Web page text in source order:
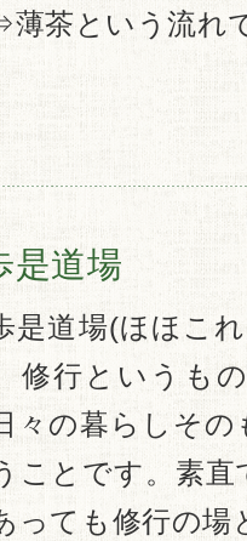
薄茶という流れ
是道場
是道場(ほほ
修行というも
々の暮らしそ
ことです。素
っても修行の場